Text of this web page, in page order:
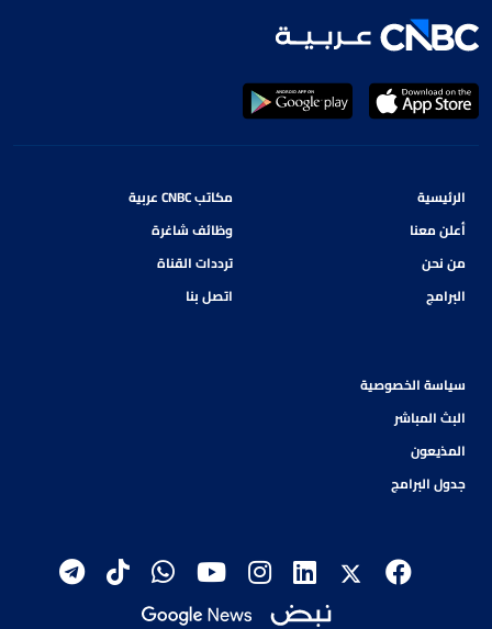
الرئيسية
أعلن معنا
من نحن
البرامج
مكاتب CNBC عربية
وظائف شاغرة
ترددات القناة
اتصل بنا
سياسة الخصوصية
البث المباشر
المذيعون
جدول البرامج